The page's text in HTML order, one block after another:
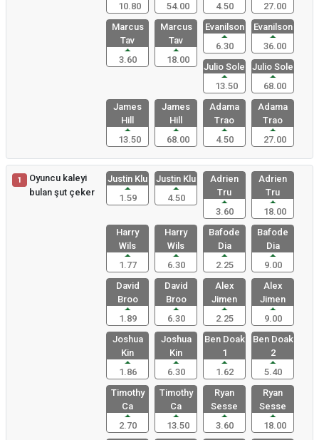
10.80
54.00
4.50
27.00
Marcus
Tav
3.60
Marcus
Tav
18.00
Evanilson
6.30
Evanilson
36.00
Julio Sole
13.50
Julio Sole
68.00
James
Hill
13.50
James
Hill
68.00
Adama
Trao
4.50
Adama
Trao
27.00
1
Oyuncu kaleyi
bulan şut çeker
Justin Klu
1.59
Justin Klu
4.50
Adrien
Tru
3.60
Adrien
Tru
18.00
Harry
Wils
1.77
Harry
Wils
6.30
Bafode
Dia
2.25
Bafode
Dia
9.00
David
Broo
1.89
David
Broo
6.30
Alex
Jimen
2.25
Alex
Jimen
9.00
Joshua
Kin
1.86
Joshua
Kin
6.30
Ben Doak
1
1.62
Ben Doak
2
5.40
Timothy
Ca
2.70
Timothy
Ca
13.50
Ryan
Sesse
3.60
Ryan
Sesse
18.00